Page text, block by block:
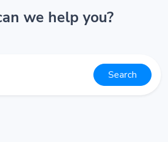
we help you?
Search